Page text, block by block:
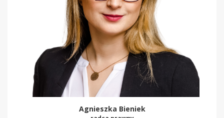
Agnieszka Bieniek